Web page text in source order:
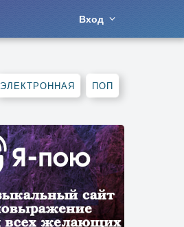
Вход
ЭЛЕКТРОННАЯ ПОП